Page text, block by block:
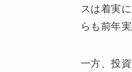
スは着実
らも前年
一方、投